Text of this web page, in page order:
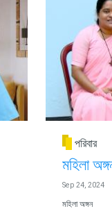
পরিবার
মহিলা
Sep 24, 2024
মহিলা অঙ্গন